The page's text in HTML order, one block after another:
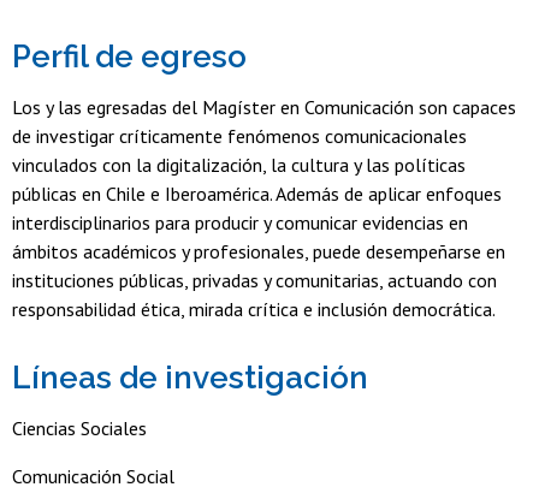
Perfil de egreso
Los y las egresadas del Magíster en Comunicación son capaces
de investigar críticamente fenómenos comunicacionales
vinculados con la digitalización, la cultura y las políticas
públicas en Chile e Iberoamérica. Además de aplicar enfoques
interdisciplinarios para producir y comunicar evidencias en
ámbitos académicos y profesionales, puede desempeñarse en
instituciones públicas, privadas y comunitarias, actuando con
responsabilidad ética, mirada crítica e inclusión democrática.
Líneas de investigación
Ciencias Sociales
Comunicación Social